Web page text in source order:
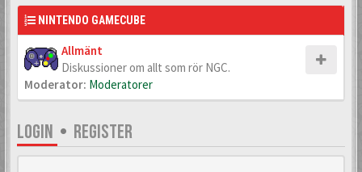
NINTENDO GAMECUBE
Allmänt
Diskussioner om allt som rör NGC.
Moderator: Moderatorer
LOGIN • REGISTER